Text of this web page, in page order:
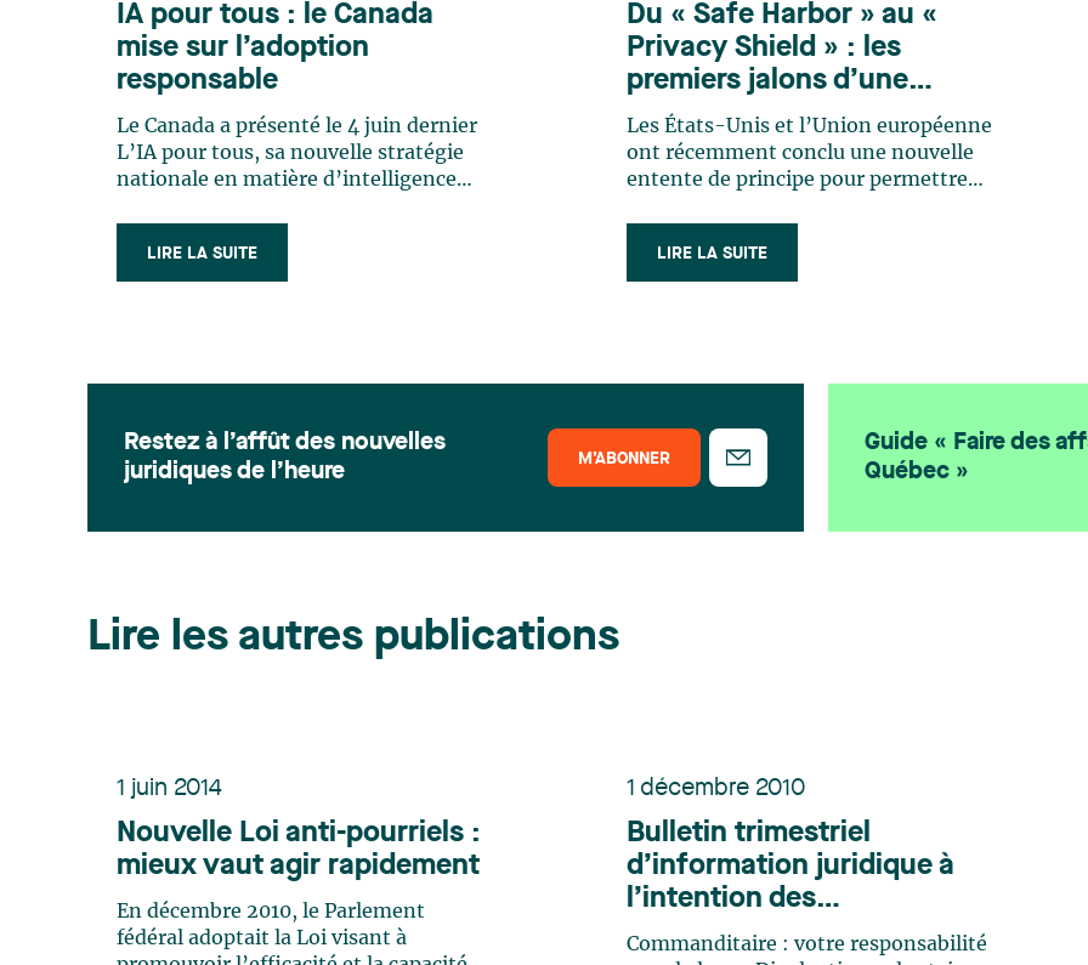
Restez à l’affût des nouvelles
juridiques de l’heure
M’ABONNER
Guide « Faire des
Québec »
Lire les autres publications
IA pour tous : le Canada
mise sur l’adoption
responsable
Le Canada a présenté le 4 juin dernier
L’IA pour tous, sa nouvelle stratégie
nationale en matière d’intelligence
doivent profiter à l’ensemble de la
population canadienne, la stratégie
LIRE LA SUITE
Du « Safe Harbor » au «
Privacy Shield » : les
premiers jalons d’une
nouvelle entente permettant
le transfert transatlantique
de données avec les États-
Les États-Unis et l’Union européenne
ont récemment conclu une nouvelle
entente de principe pour permettre
communiquer des renseignements
personnels de citoyens européens dans
LIRE LA SUITE
1 juin 2014
Nouvelle Loi anti-pourriels :
mieux vaut agir rapidement
En décembre 2010, le Parlement
fédéral adoptait la Loi visant à
1 décembre 2010
Bulletin trimestriel
d’information juridique à
l’intention des
professionnels de la
Commanditaire : votre responsabilité